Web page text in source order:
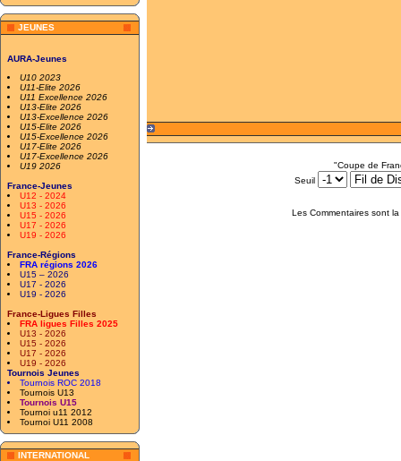
JEUNES
AURA-Jeunes
U10 2023
U11-Elite 2026
U11 Excellence 2026
U13-Elite 2026
U13-Excellence 2026
U15-Elite 2026
U15-Excellence 2026
U17-Elite 2026
U17-Excellence 2026
U19 2026
France-Jeunes
U12 - 2024
U13 - 2026
U15 - 2026
U17 - 2026
U19 - 2026
France-Régions
FRA régions 2026
U15 – 2026
U17 - 2026
U19 - 2026
France-Ligues Filles
FRA ligues Filles 2025
U13 - 2026
U15 - 2026
U17 - 2026
U19 - 2026
Tournois Jeunes
Tournois ROC 2018
Tournois U13
Tournois U15
Tournoi u11 2012
Tournoi U11 2008
INTERNATIONAL
"Coupe de
Seuil
Les Commentaires sont